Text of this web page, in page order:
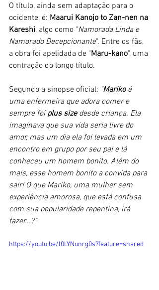
O título, ainda sem adaptação para o
ocidente, é: Maarui Kanojo to Zan-nen na
Kareshi, algo como "Namorada Linda e
Namorado Decepcionante". Entre os fãs,
a obra foi apelidada de "Maru-kano", uma
contração do longo título.
Segundo a sinopse oficial: "Mariko é
uma enfermeira que adora comer e
sempre foi plus size desde criança. Ela
imaginava que sua vida seria livre do
amor, mas um dia ela foi levada em um
encontro em grupo por seu pai e lá
conheceu um homem bonito. Além do
mais, esse homem bonito a convida para
sair! O que Mariko, uma mulher sem
experiência amorosa, que está confusa
com sua popularidade repentina, irá
fazer...?"
https://youtu.be/l0LYNunrg0s?feature=shared